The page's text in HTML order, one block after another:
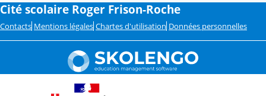
Cité scolaire Roger Frison-Roche
Contacts Mentions légales Chartes d'utilisation Données personnelles